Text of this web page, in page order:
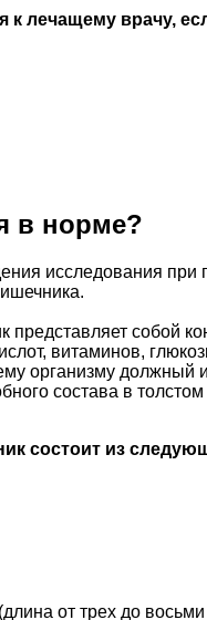
к лечащему врачу,
в норме?
исследования при
представляет собой
витаминов,
организму должный
состава в
состоит из
от трех до